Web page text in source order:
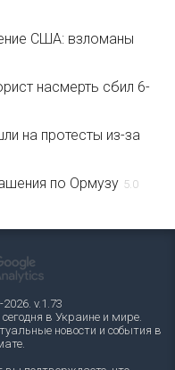
США: взломаны
насмерть сбил 6-
на протесты из-за
по Ормузу 5.0
v.1.73
в Украине и мире.
новости и события в